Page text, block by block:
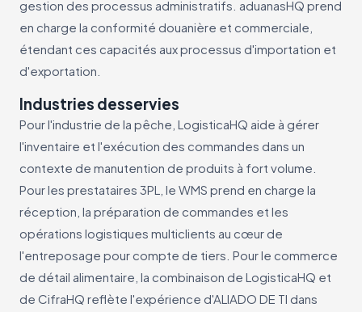
gestion des processus administratifs. aduanasHQ prend
en charge la conformité douanière et commerciale,
étendant ces capacités aux processus d'importation et
d'exportation.
Industries desservies
Pour l'industrie de la pêche, LogisticaHQ aide à gérer
l'inventaire et l'exécution des commandes dans un
contexte de manutention de produits à fort volume.
Pour les prestataires 3PL, le WMS prend en charge la
réception, la préparation de commandes et les
opérations logistiques multiclients au cœur de
l'entreposage pour compte de tiers. Pour le commerce
de détail alimentaire, la combinaison de LogisticaHQ et
de CifraHQ reflète l'expérience d'ALIADO DE TI dans